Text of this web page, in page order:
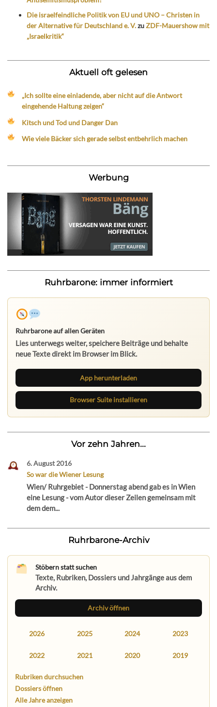
Die israelfeindliche Politik von EU und UNO – Christen in
der Alternative für Deutschland e. V.zuZDF-Mauershow mit
„Israelkritik“
Aktuell oft gelesen
„Ich sollte eine einladende, aber nicht auf die Antwort
eingehende Haltung zeigen“
Kitsch und Tod und Danger Dan
Wie viele Bäcker sich gerade selbst entbehrlich machen
Werbung
Ruhrbarone: immer informiert
Ruhrbarone auf allen Geräten
Lies unterwegs weiter, speichere Beiträge und behalte
neue Texte direkt im Browser im Blick.
App herunterladen
Browser Suite installieren
Vor zehn Jahren...
6. August 2016
So war die Wiener Lesung
Wien/ Ruhrgebiet - Donnerstag abend gab es in Wien
eine Lesung - vom Autor dieser Zeilen gemeinsam mit
dem dem...
Ruhrbarone-Archiv
Stöbern statt suchen
Texte, Rubriken, Dossiers und Jahrgänge aus dem
Archiv.
Archiv öffnen
2026 2025 2024 2023
2022 2021 2020 2019
Rubriken durchsuchen
Dossiers öffnen
Alle Jahre anzeigen